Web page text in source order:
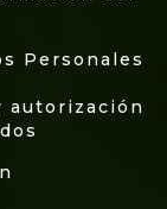
Personales
autorización